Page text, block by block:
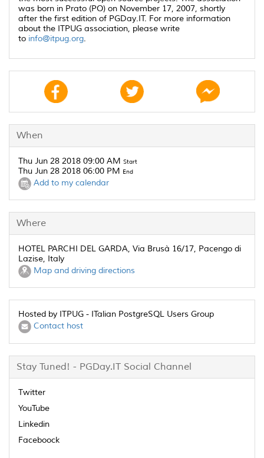
was born in Prato (PO) on November 17, 2007, shortly
after the first edition of PGDay.IT. For more information
about the ITPUG association, please write
to info@itpug.org.
When
Thu Jun 28 2018 09:00 AM Start
Thu Jun 28 2018 06:00 PM End
Add to my calendar
Where
HOTEL PARCHI DEL GARDA, Via Brusà 16/17, Pacengo di
Lazise, Italy
Map and driving directions
Hosted by ITPUG - ITalian PostgreSQL Users Group
Contact host
Stay Tuned! - PGDay.IT Social Channel
Twitter
YouTube
Linkedin
Faceboock